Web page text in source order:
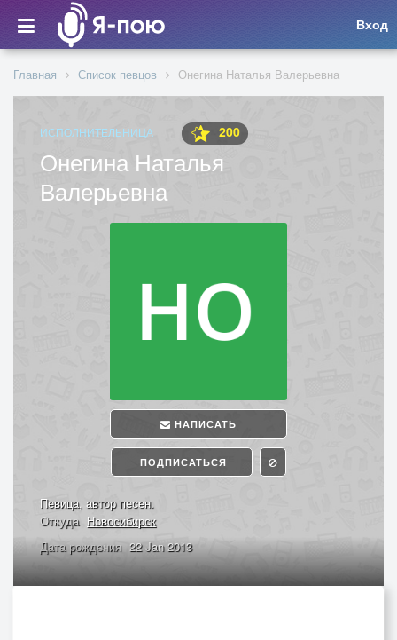
Вход
Главная Список певцов Онегина Наталья Валерьевна
ИСПОЛНИТЕЛЬНИЦА 200
Онегина Наталья
Валерьевна
НАПИСАТЬ
ПОДПИСАТЬСЯ
Певица, автор песен.
Откуда Новосибирск
Дата рождения 22 Jan 2013